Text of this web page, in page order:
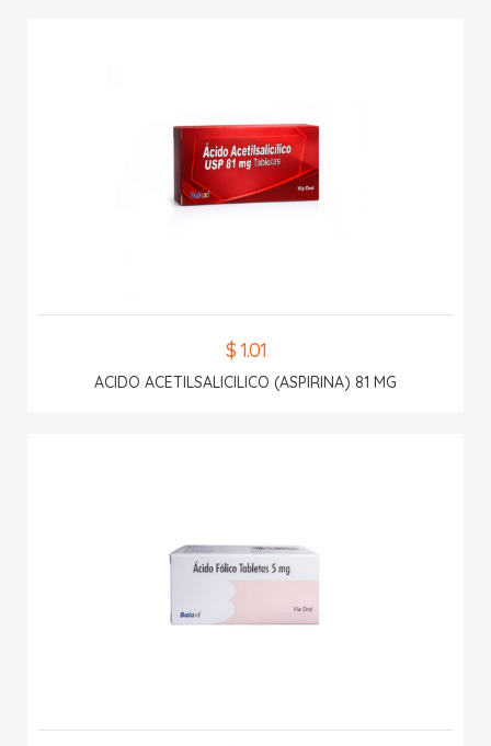
$ 1.01
ACIDO ACETILSALICILICO (ASPIRINA) 81 MG